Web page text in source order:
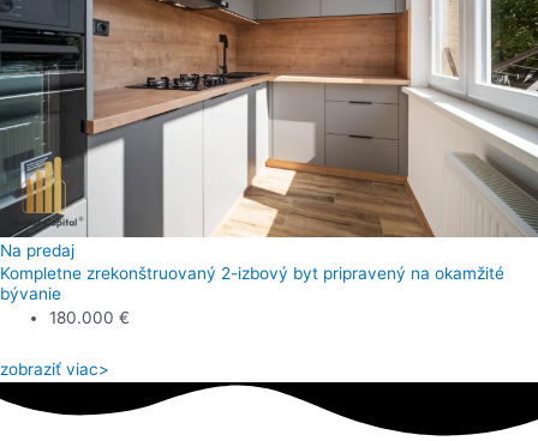
Na predaj
Kompletne zrekonštruovaný 2-izbový byt pripravený na okamžité
bývanie
180.000 €
zobraziť viac>